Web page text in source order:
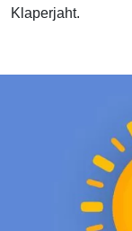
Klaperjaht.